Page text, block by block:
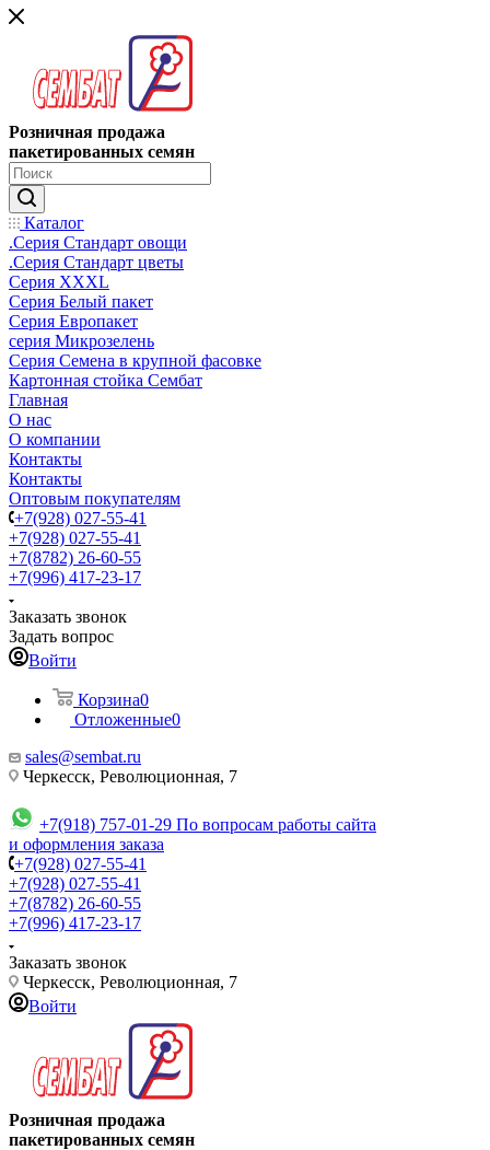
Розничная продажа
пакетированных семян
Каталог
.Серия Стандарт овощи
.Серия Стандарт цветы
Серия XXXL
Серия Белый пакет
Серия Европакет
серия Микрозелень
Серия Семена в крупной фасовке
Картонная стойка Сембат
Главная
О нас
О компании
Контакты
Контакты
Оптовым покупателям
+7(928) 027-55-41
+7(928) 027-55-41
+7(8782) 26-60-55
+7(996) 417-23-17
Заказать звонок
Задать вопрос
Войти
Корзина0
Отложенные0
sales@sembat.ru
Черкесск, Революционная, 7
+7(918) 757-01-29 По вопросам работы сайта
и оформления заказа
+7(928) 027-55-41
+7(928) 027-55-41
+7(8782) 26-60-55
+7(996) 417-23-17
Заказать звонок
Черкесск, Революционная, 7
Войти
Розничная продажа
пакетированных семян